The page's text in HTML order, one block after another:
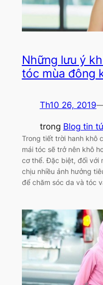
Những lưu ý
tóc mùa đông
Th10 26, 2019
trong Blog tin
Trong tiết trời hanh khô
mái tóc sẽ trở nên khô
cơ thể. Đặc biệt, đối với
chịu nhiều ảnh hưởng
để chăm sóc da và tóc